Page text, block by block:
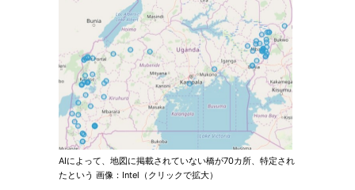
AIによって、地図に掲載されていない橋が70カ所、特定され
たという 画像：Intel（クリックで拡大）